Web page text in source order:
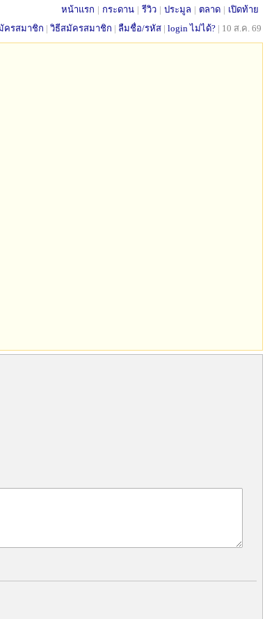
หน้าแรก | กระดาน | รีวิว | ประมูล | ตลาด | เปิดท้าย
ครสมาชิก | วิธีสมัครสมาชิก | ลืมชื่อ/รหัส | login ไม่ได้? | 10 ส.ค. 69